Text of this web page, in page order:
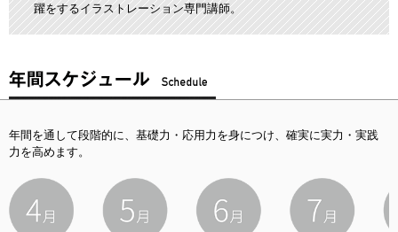
躍をするイラストレーション専門講師。
年間を通して段階的に、基礎力・応用力を身につけ、確実に実力・実践
力を高めます。